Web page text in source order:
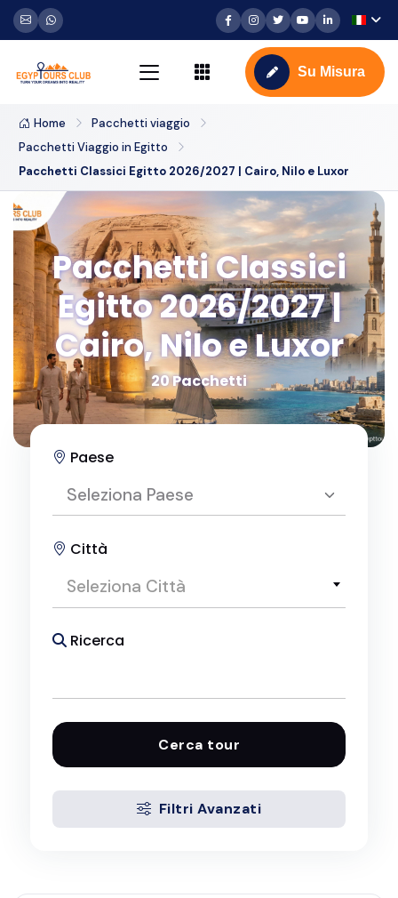
Su Misura
Home
Pacchetti viaggio
Pacchetti Viaggio in Egitto
Pacchetti Classici Egitto 2026/2027 | Cairo, Nilo e Luxor
Pacchetti Classici
Egitto 2026/2027 |
Cairo, Nilo e Luxor
20 Pacchetti
Paese
Seleziona Paese
Pacchetti Viaggio in Egitto
Città
Seleziona Città
Ricerca
Cerca tour
Filtri Avanzati